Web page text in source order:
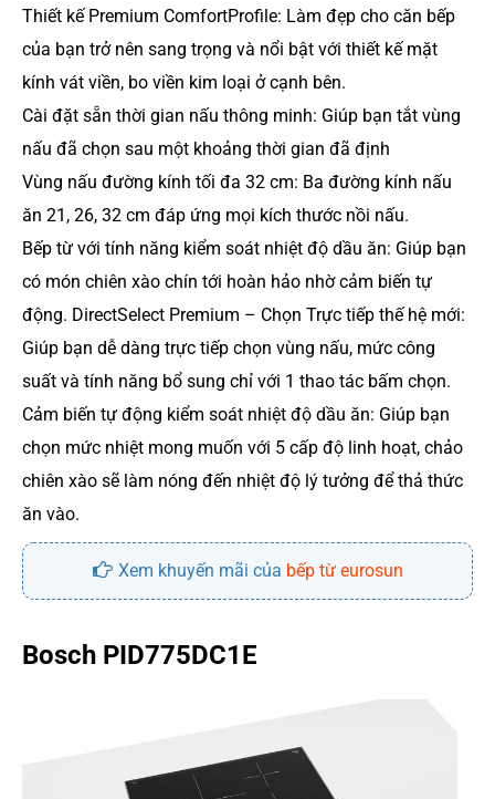
Thiết kế Premium ComfortProfile: Làm đẹp cho căn bếp
của bạn trở nên sang trọng và nổi bật với thiết kế mặt
kính vát viền, bo viền kim loại ở cạnh bên.
Cài đặt sẵn thời gian nấu thông minh: Giúp bạn tắt vùng
nấu đã chọn sau một khoảng thời gian đã định
Vùng nấu đường kính tối đa 32 cm: Ba đường kính nấu
ăn 21, 26, 32 cm đáp ứng mọi kích thước nồi nấu.
Bếp từ với tính năng kiểm soát nhiệt độ dầu ăn: Giúp bạn
có món chiên xào chín tới hoàn hảo nhờ cảm biến tự
động. DirectSelect Premium – Chọn Trực tiếp thế hệ mới:
Giúp bạn dễ dàng trực tiếp chọn vùng nấu, mức công
suất và tính năng bổ sung chỉ với 1 thao tác bấm chọn.
Cảm biến tự động kiểm soát nhiệt độ dầu ăn: Giúp bạn
chọn mức nhiệt mong muốn với 5 cấp độ linh hoạt, chảo
chiên xào sẽ làm nóng đến nhiệt độ lý tưởng để thả thức
ăn vào.
Xem khuyến mãi của bếp từ eurosun
Bosch PID775DC1E